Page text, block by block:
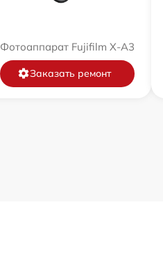
Фотоаппарат Fujifilm X-A3
Заказать ремонт